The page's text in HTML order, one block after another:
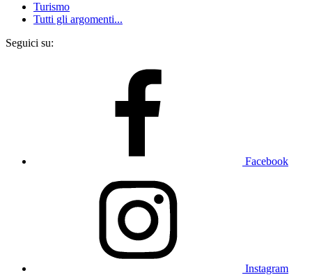
Turismo
Tutti gli argomenti...
Seguici su:
Facebook
Instagram